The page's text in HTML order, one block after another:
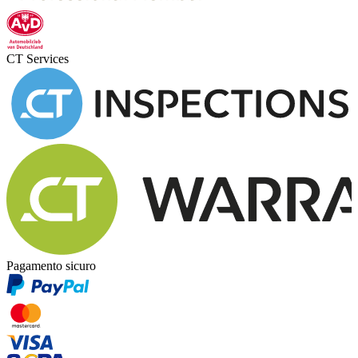
CT Services
Pagamento sicuro